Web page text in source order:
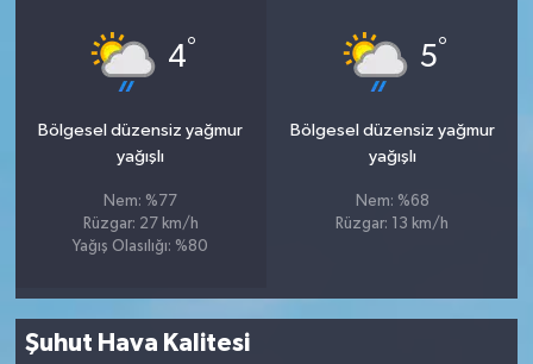
4°
Bölgesel düzensiz yağmur
yağışlı
Nem: %77
Rüzgar: 27 km/h
Yağış Olasılığı: %80
5°
Bölgesel düzensiz yağmur
yağışlı
Nem: %68
Rüzgar: 13 km/h
Şuhut Hava Kalitesi